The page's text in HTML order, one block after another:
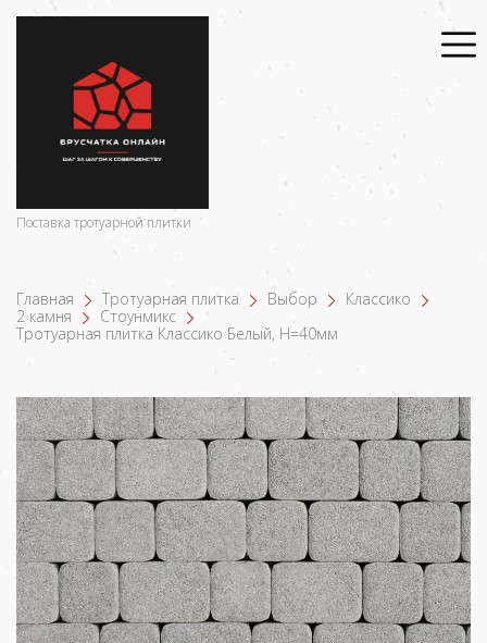
Поставка тротуарной плитки
Главная Тротуарная плитка Выбор
Классико
2 камня
Стоунмикс
Тротуарная плитка Классико Белый, Н=40мм